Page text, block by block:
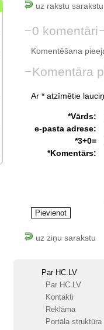
uz rakstu sarakstu
0 komentāri
Komentēšana
Komentāra
Ar * atzīmētie
*Vārds:
e-pasta adrese:
*3+0=
*Komentārs:
uz ziņu sarakstu
Par HC.LV
Par HC.LV
Kontakti
Reklāma
Portāla struktūra